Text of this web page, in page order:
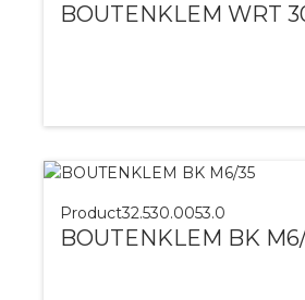
BOUTENKLEM WRT
Product32.530.0053.0
BOUTENKLEM BK